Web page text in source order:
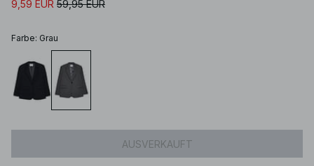
9,59 EUR 59,95 EUR
Farbe: Grau
AUSVERKAUFT